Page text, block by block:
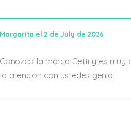
Margarita el 2 de July de 2026
Conozco la marca Cetti y es muy
la atención con ustedes genial